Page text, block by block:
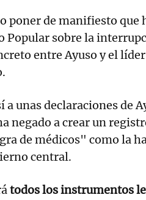
poner de manifiesto que
Popular sobre la
entre Ayuso y el
a unas declaraciones de
negado a crear un
de médicos" como la
central.
todos los instrumentos